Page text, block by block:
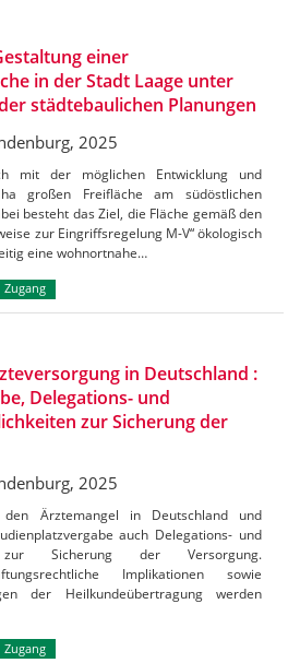
einer
in der Stadt Laage unter
städtebaulichen Planungen
2025
mit der möglichen Entwicklung und
großen Freifläche am südöstlichen
besteht das Ziel, die Fläche gemäß den
zur Eingriffsregelung M-V“ ökologisch
eine wohnortnahe…
Zugang
in Deutschland :
Delegations- und
zur Sicherung der
2025
Ärztemangel in Deutschland und
auch Delegations- und
zur Sicherung der Versorgung.
Implikationen sowie
der Heilkundeübertragung werden
Zugang